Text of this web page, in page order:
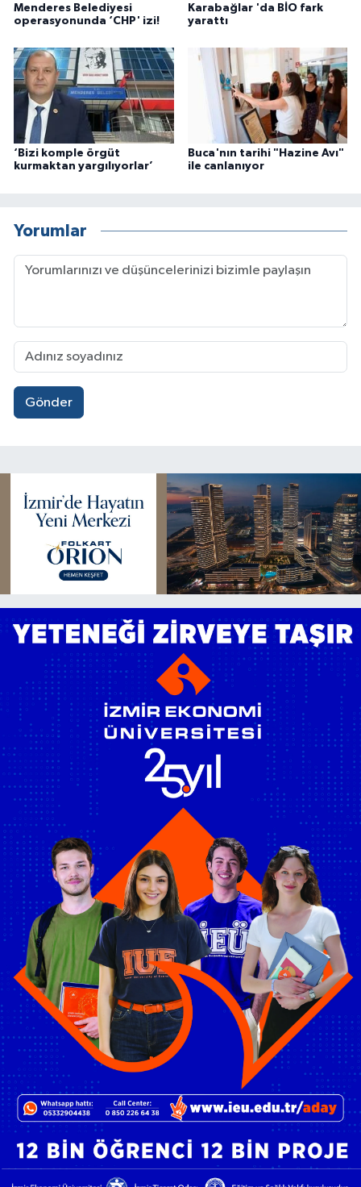
Menderes Belediyesi
operasyonunda ‘CHP' izi!
Karabağlar 'da BİO fark
yarattı
‘Bizi komple örgüt
kurmaktan yargılıyorlar’
Buca'nın tarihi "Hazine Avı"
ile canlanıyor
Yorumlar
Gönder